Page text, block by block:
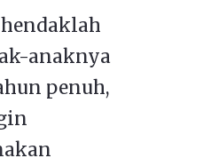
anaknya
penuh,